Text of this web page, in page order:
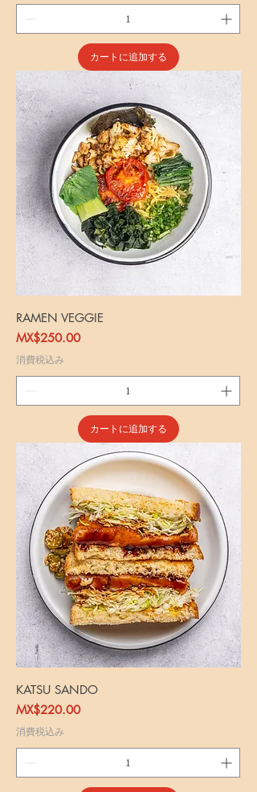
カートに追加する
RAMEN VEGGIE
価格
MX$250.00
消費税込み
カートに追加する
KATSU SANDO
価格
MX$220.00
消費税込み